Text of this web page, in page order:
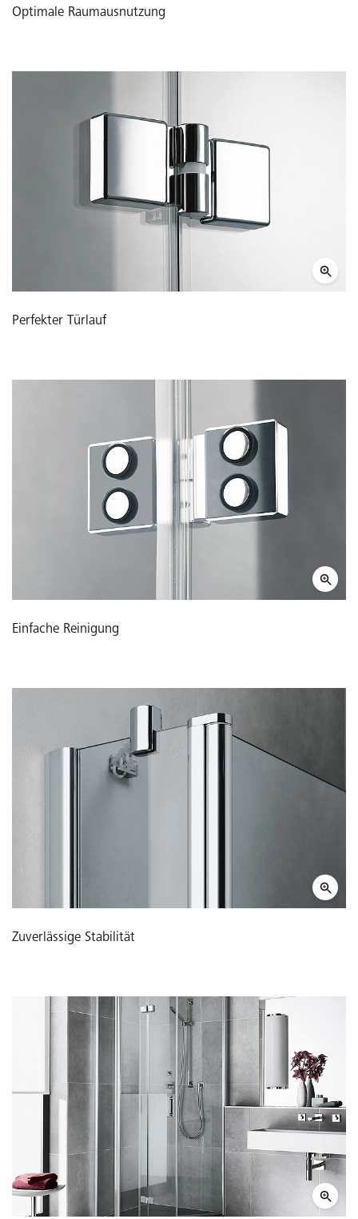
Optimale Raumausnutzung
Perfekter Türlauf
Einfache Reinigung
Zuverlässige Stabilität